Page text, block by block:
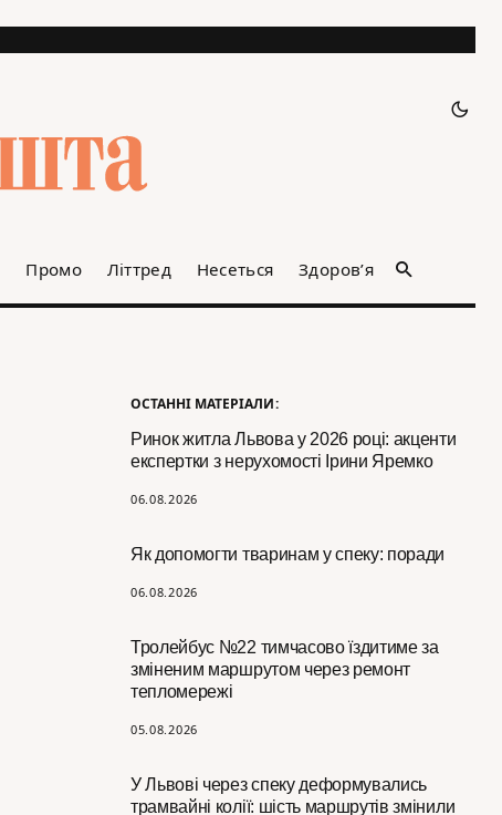
Промо Літтред Несеться Здоров’я
ОСТАННІ МАТЕРІАЛИ:
Ринок житла Львова у 2026 році: акценти
експертки з нерухомості Ірини Яремко
06.08.2026
Як допомогти тваринам у спеку: поради
06.08.2026
Тролейбус №22 тимчасово їздитиме за
зміненим маршрутом через ремонт
тепломережі
05.08.2026
У Львові через спеку деформувались
трамвайні колії: шість маршрутів змінили